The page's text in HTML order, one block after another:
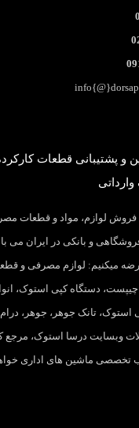
و پشتیبانی قطعات
لوازم، مواد و قطعات
و بانکی در ایران می
میکنیم: لوازم مصرفی و
چیپست، دستگاه کپی استوک،
استوک، تانک جوهر، جوهر،
وبسایت درسا استوک، مرجع
تخصصی ماشین های اداری